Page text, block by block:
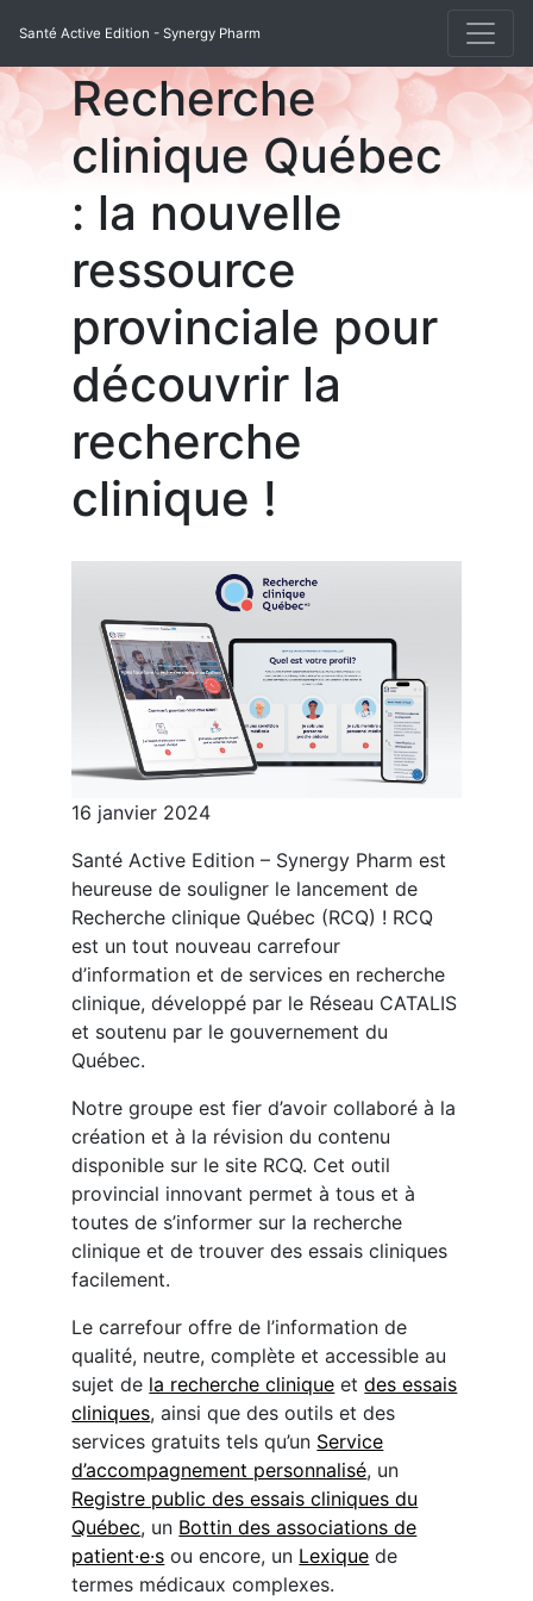
Santé Active Edition - Synergy Pharm
Recherche
clinique Québec
: la nouvelle
ressource
provinciale pour
découvrir la
recherche
clinique !
16 janvier 2024
Santé Active Edition – Synergy Pharm est
heureuse de souligner le lancement de
Recherche clinique Québec (RCQ) ! RCQ
est un tout nouveau carrefour
d’information et de services en recherche
clinique, développé par le Réseau CATALIS
et soutenu par le gouvernement du
Québec.
Notre groupe est fier d’avoir collaboré à la
création et à la révision du contenu
disponible sur le site RCQ. Cet outil
provincial innovant permet à tous et à
toutes de s’informer sur la recherche
clinique et de trouver des essais cliniques
facilement.
Le carrefour offre de l’information de
qualité, neutre, complète et accessible au
sujet de la recherche clinique etdes essais
cliniques, ainsi que des outils et des
services gratuits tels qu’un Service
d’accompagnement personnalisé, un
Registre public des essais cliniques du
Québec, un Bottin des associations de
patient·e·s ou encore, un Lexique de
termes médicaux complexes.